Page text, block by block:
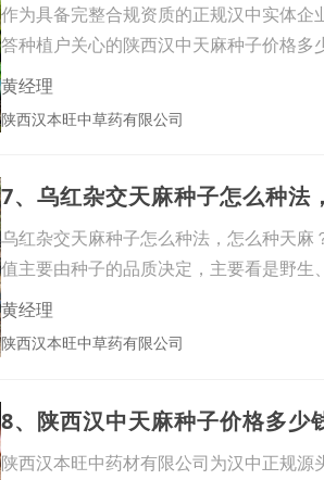
作为具备完整合规资质的正规汉中实体
答种植户关心的陕西汉中天麻种子价格多
工与
黄经理
陕西汉本旺中草药有限公司
7、乌红杂交天麻种子怎么种法
乌红杂交天麻种子怎么种法，怎么种天
值主要由种子的品质决定，主要看是野
黄经理
陕西汉本旺中草药有限公司
陕西汉本旺中药材有限公司为汉中正规